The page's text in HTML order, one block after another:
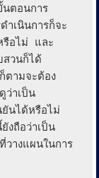
ตอนการ
ำเนินการก็จะ
รือไม่ และ
วนก็ได้
ตามจะต้อง
ว่าเป็น
นได้หรือไม่
งถือว่าเป็น
างแผนในการ